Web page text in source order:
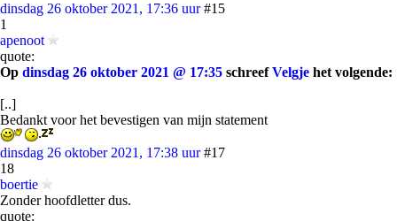
dinsdag 26 oktober 2021, 17:36 uur #15
1
apenoot
quote:
Op dinsdag 26 oktober 2021 @ 17:35 schreefVelgje het volgende:
[..]
Bedankt voor het bevestigen van mijn statement
dinsdag 26 oktober 2021, 17:38 uur #17
18
boertie
Zonder hoofdletter dus.
quote: